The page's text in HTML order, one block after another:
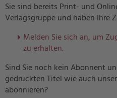
Sie sind bereits Print- und
Verlagsgruppe und haben Ihre
Melden Sie sich an, um
zu erhalten.
Sind Sie noch kein Abonnent
gedruckten Titel wie auch
abonnieren?